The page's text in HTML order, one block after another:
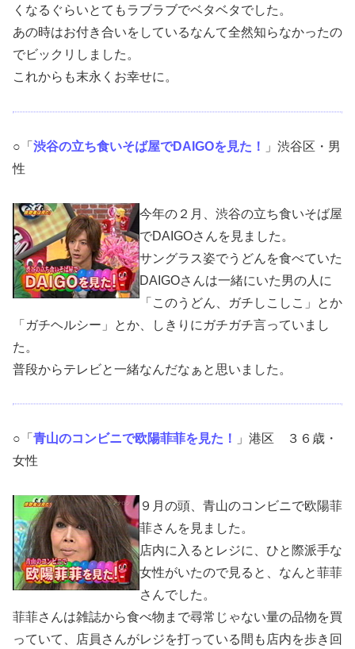
くなるぐらいとてもラブラブでベタベタでした。
あの時はお付き合いをしているなんて全然知らなかったの
でビックリしました。
これからも末永くお幸せに。
○「 渋谷の立ち食いそば屋でDAIGOを見た！
」渋谷区・男
性
今年の２月、渋谷の立ち食いそば屋
でDAIGOさんを見ました。
サングラス姿でうどんを食べていた
DAIGOさんは一緒にいた男の人に
「このうどん、ガチしこしこ」とか
「ガチヘルシー」とか、しきりにガチガチ言っていまし
た。
普段からテレビと一緒なんだなぁと思いました。
○「 青山のコンビニで欧陽菲菲を見た！
」港区 ３６歳・
女性
９月の頭、青山のコンビニで欧陽菲
菲さんを見ました。
店内に入るとレジに、ひと際派手な
女性がいたので見ると、なんと菲菲
さんでした。
菲菲さんは雑誌から食べ物まで尋常じゃない量の品物を買
っていて、店員さんがレジを打っている間も店内を歩き回